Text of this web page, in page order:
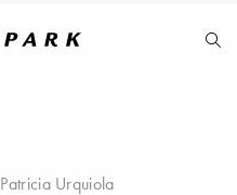
Patricia Urquiola